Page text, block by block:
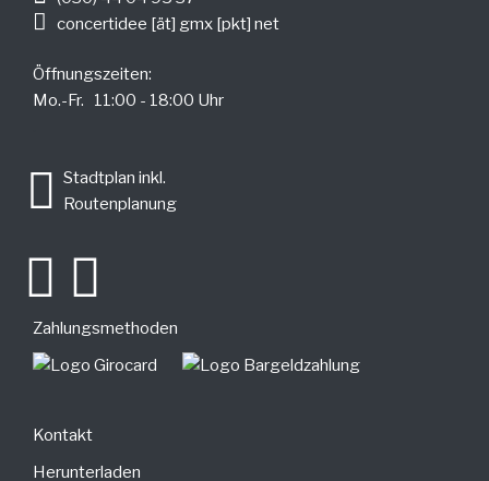
concertidee [ät] gmx [pkt] net
Öffnungszeiten:
Mo.-Fr. 11:00 - 18:00 Uhr
Stadtplan inkl.
Routenplanung
Zahlungsmethoden
Kontakt
Herunterladen